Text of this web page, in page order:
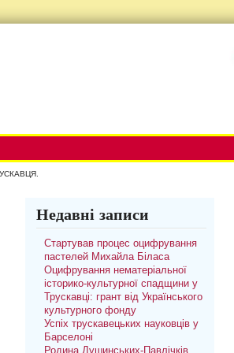
Недавні записи
Стартував процес оцифрування
пастелей Михайла Біласа
Оцифрування нематеріальної
історико-культурної спадщини у
Трускавці: грант від Українського
культурного фонду
Успіх трускавецьких науковців у
Барселоні
Родина Душинських-Павлічків.